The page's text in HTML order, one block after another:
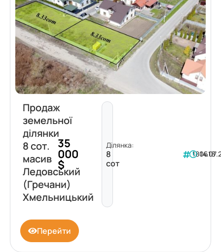
Продаж
земельної
ділянки
8 сот.
масив
Ледовський
(Гречани)
Хмельницький
35
000
$
Ділянка:
8
сот
180618
Перейти